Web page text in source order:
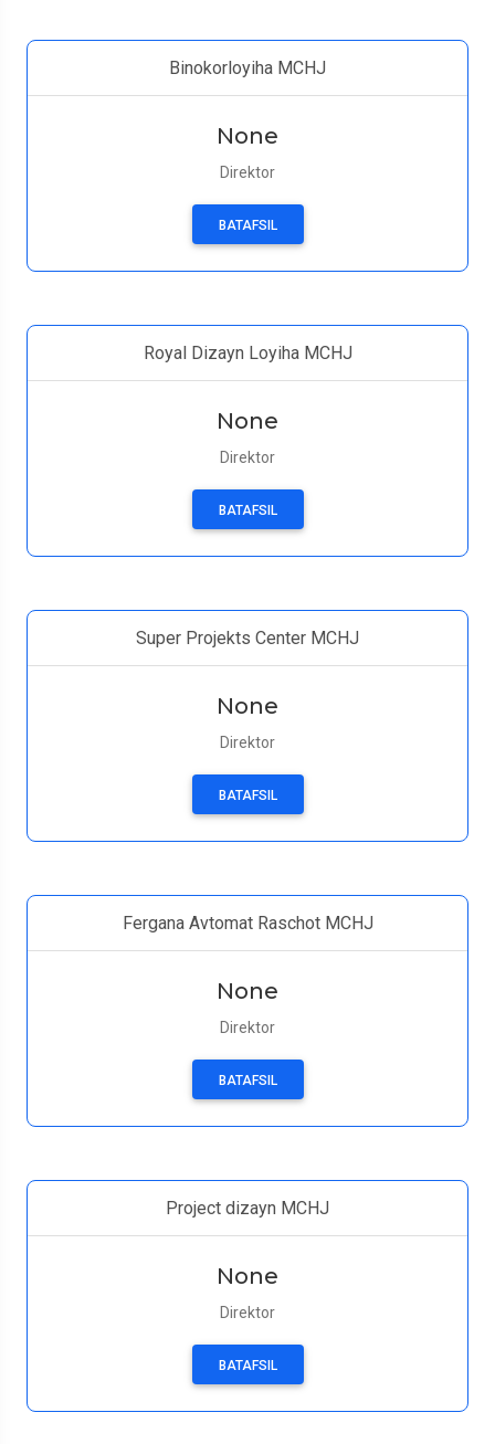
Binokorloyiha MCHJ
None
Direktor
BATAFSIL
Royal Dizayn Loyiha MCHJ
None
Direktor
BATAFSIL
Super Projekts Center MCHJ
None
Direktor
BATAFSIL
Fergana Avtomat Raschot MCHJ
None
Direktor
BATAFSIL
Project dizayn MCHJ
None
Direktor
BATAFSIL